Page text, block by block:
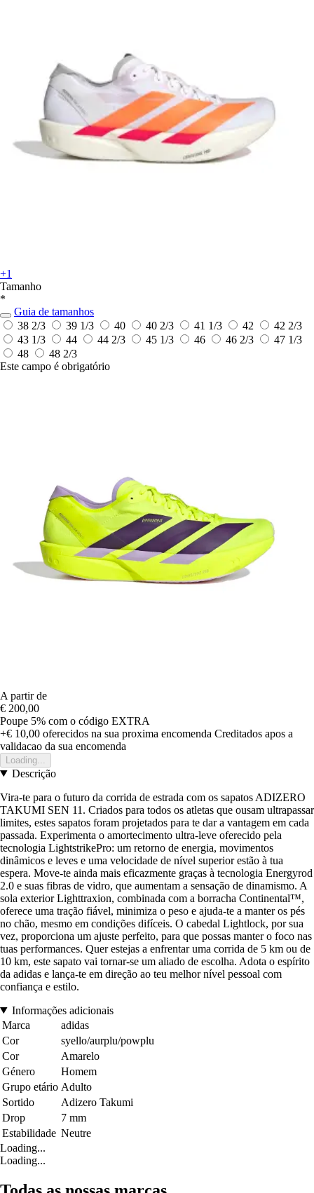
+1
Tamanho
*
Guia de tamanhos
38 2/3
39 1/3 40 40 2/3 41 1/3 42
42 2/3
43 1/3
44 44 2/3 45 1/3 46 46 2/3
47 1/3
48
48 2/3
Este campo é obrigatório
A partir de
€ 200,00
Poupe 5% com o código EXTRA
+€ 10,00 oferecidos na sua proxima encomenda Creditados apos a
validacao da sua encomenda
Loading...
Descrição
Vira-te para o futuro da corrida de estrada com os sapatos ADIZERO
TAKUMI SEN 11. Criados para todos os atletas que ousam ultrapassar
limites, estes sapatos foram projetados para te dar a vantagem em cada
passada. Experimenta o amortecimento ultra-leve oferecido pela
tecnologia LightstrikePro: um retorno de energia, movimentos
dinâmicos e leves e uma velocidade de nível superior estão à tua
espera. Move-te ainda mais eficazmente graças à tecnologia Energyrod
2.0 e suas fibras de vidro, que aumentam a sensação de dinamismo. A
sola exterior Lighttraxion, combinada com a borracha Continental™,
oferece uma tração fiável, minimiza o peso e ajuda-te a manter os pés
no chão, mesmo em condições difíceis. O cabedal Lightlock, por sua
vez, proporciona um ajuste perfeito, para que possas manter o foco nas
tuas performances. Quer estejas a enfrentar uma corrida de 5 km ou de
10 km, este sapato vai tornar-se um aliado de escolha. Adota o espírito
da adidas e lança-te em direção ao teu melhor nível pessoal com
confiança e estilo.
Informações adicionais
Marca
adidas
Cor
syello/aurplu/powplu
Cor
Amarelo
Género
Homem
Grupo etário Adulto
Sortido
Adizero Takumi
Drop
7 mm
Estabilidade Neutre
Loading...
Loading...